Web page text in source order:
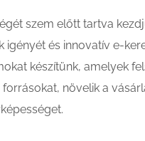
szem előtt tartva
igényét és innovatív e-
készítünk, amelyek
növelik a